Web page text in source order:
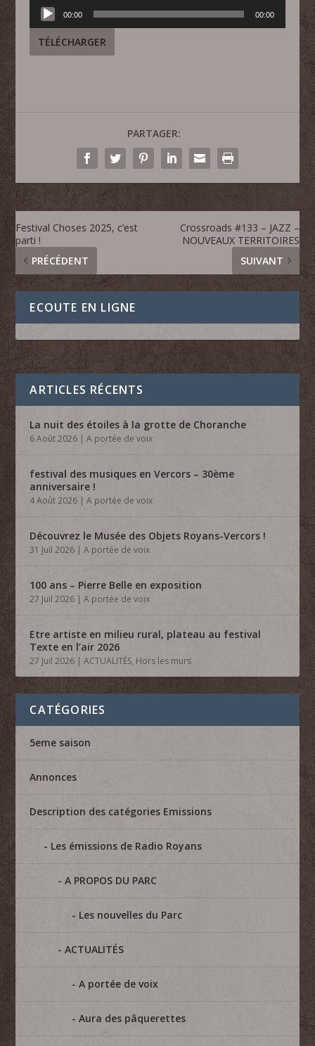
Lecteur
audio
00:00 00:00
TÉLÉCHARGER
PARTAGER:
Festival Choses 2025, c’est
parti !
PRÉCÉDENT
Crossroads #133 – JAZZ –
NOUVEAUX TERRITOIRES
SUIVANT
ECOUTE EN LIGNE
ARTICLES RÉCENTS
La nuit des étoiles à la grotte de Choranche
6 Août 2026 |A portée de voix
festival des musiques en Vercors – 30ème
anniversaire !
4 Août 2026 |A portée de voix
Découvrez le Musée des Objets Royans-Vercors !
31 Juil 2026 |A portée de voix
100 ans – Pierre Belle en exposition
27 Juil 2026 |A portée de voix
Etre artiste en milieu rural, plateau au festival
Texte en l’air 2026
27 Juil 2026 |ACTUALITÉS, Hors les murs
CATÉGORIES
5eme saison
Annonces
Description des catégories Emissions
Les émissions de Radio Royans
A PROPOS DU PARC
Les nouvelles du Parc
ACTUALITÉS
A portée de voix
Aura des pâquerettes